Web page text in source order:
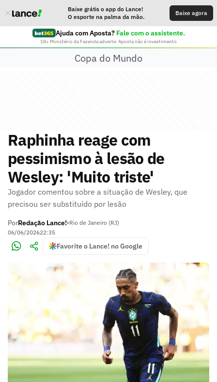
Baixe grátis o app do Lance!
O esporte na palma da mão.
Baixe agora
Ajuda com Aposta? Fale com o assistente.
18+ Ministério da Fazenda adverte: Aposta não é investimento
Copa do Mundo
Raphinha reage com
pessimismo à lesão de
Wesley: 'Muito triste'
Jogador comentou sobre a situação de Wesley, que
precisou ser substituído por lesão
PorRedação Lance!•Rio de Janeiro (RJ)
06/06/202622:35
Favorite o Lance! no Google